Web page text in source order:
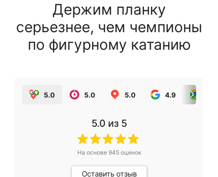
Держим планку
серьезнее, чем чемпионы
по фигурному катанию
5.0 5.0 5.0 4.9
5.0 из 5
На основе 945оценок
Оставить отзыв